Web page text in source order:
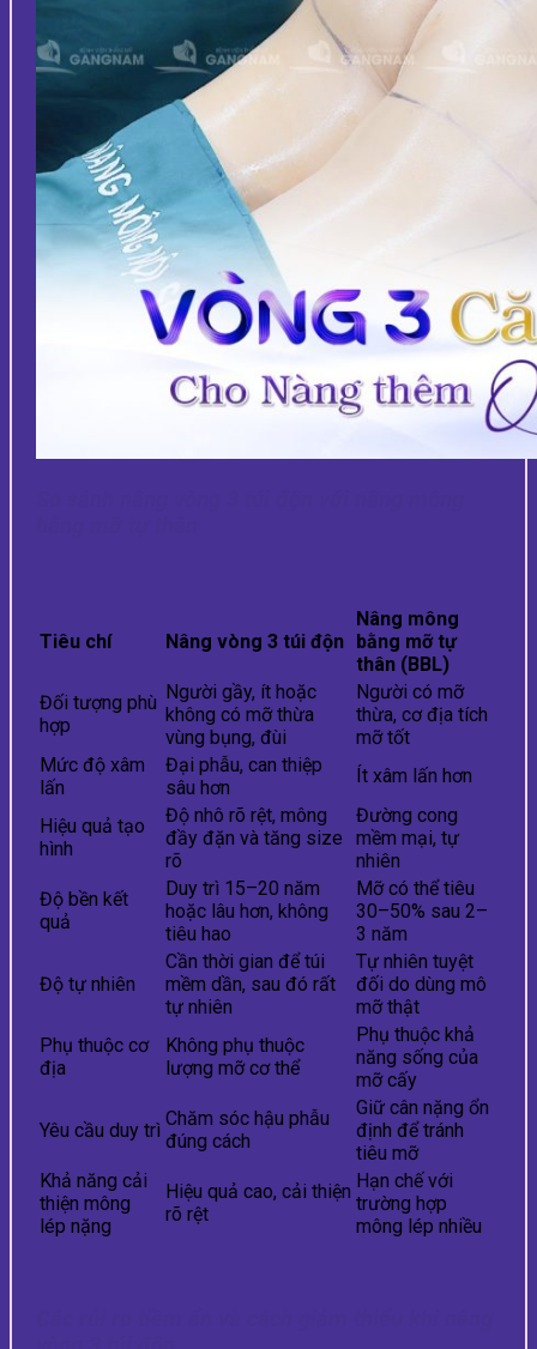
Tiêu chí Nâng vòng 3 túi độn
Nâng mông
bằng mỡ tự
thân (BBL)
Đối tượng phù
hợp
Người gầy, ít hoặc
không có mỡ thừa
vùng bụng, đùi
Người có mỡ
thừa, cơ địa tích
mỡ tốt
Mức độ xâm
lấn
Đại phẫu, can thiệp
sâu hơn
Ít xâm lấn hơn
Hiệu quả tạo
hình
Độ nhô rõ rệt, mông
đầy đặn và tăng size
rõ
Đường cong
mềm mại, tự
nhiên
Độ bền kết
quả
Duy trì 15–20 năm
hoặc lâu hơn, không
tiêu hao
Mỡ có thể tiêu
30–50% sau 2–
3 năm
Độ tự nhiên
Cần thời gian để túi
mềm dần, sau đó rất
tự nhiên
Tự nhiên tuyệt
đối do dùng mô
mỡ thật
Phụ thuộc cơ
địa
Không phụ thuộc
lượng mỡ cơ thể
Phụ thuộc khả
năng sống của
mỡ cấy
Yêu cầu duy trì
Chăm sóc hậu phẫu
đúng cách
Giữ cân nặng ổn
định để tránh
tiêu mỡ
Khả năng cải
thiện mông
lép nặng
Hiệu quả cao, cải thiện
rõ rệt
Hạn chế với
trường hợp
mông lép nhiều